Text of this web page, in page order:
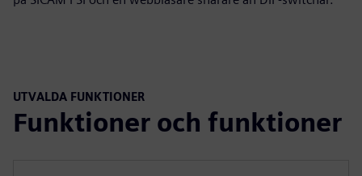
UTVALDA FUNKTIONER
Funktioner och funktioner